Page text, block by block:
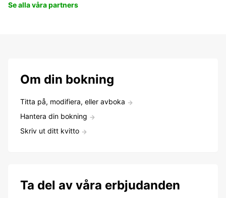
Se alla våra partners
Om din bokning
Titta på, modifiera, eller avboka
Hantera din bokning
Skriv ut ditt kvitto
Ta del av våra erbjudanden